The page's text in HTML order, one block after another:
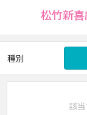
松竹新
種別
該